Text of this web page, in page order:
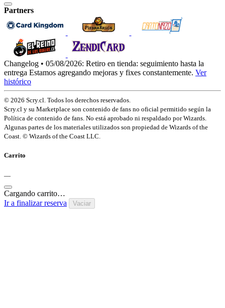
Partners
Changelog • 05/08/2026: Retiro en tienda: seguimiento hasta la
entrega Estamos agregando mejoras y fixes constantemente. Ver
histórico
© 2026 Scry.cl. Todos los derechos reservados.
Scry.cl y su Marketplace son contenido de fans no oficial permitido según la
Política de contenido de fans. No está aprobado ni respaldado por Wizards.
Algunas partes de los materiales utilizados son propiedad de Wizards of the
Coast. © Wizards of the Coast LLC.
Carrito
—
Cargando carrito…
Ir a finalizar reserva
Vaciar